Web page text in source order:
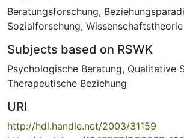
Beratungsforschung,
Sozialforschung, Wissenschaftstheorie
Subjects based on RSWK
Psychologische Beratung, Qualitative
Therapeutische Beziehung
URI
http://hdl.handle.net/2003/31159